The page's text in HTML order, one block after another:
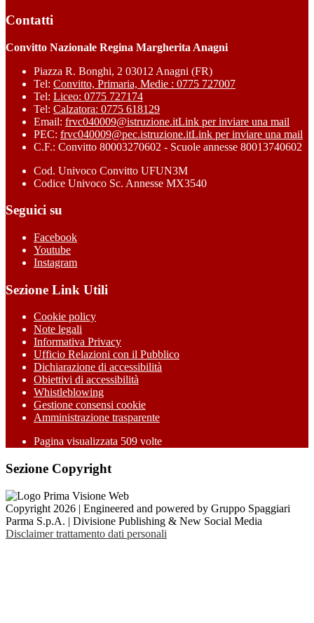
Contatti
Convitto Nazionale Regina Margherita Anagni
Piazza R. Bonghi, 2 03012 Anagni (FR)
Tel: Convitto, Primaria, Medie : 0775 727007
Tel: Liceo: 0775 727174
Tel: Calzatora: 0775 618129
Email: frvc040009@istruzione.itLink per inviare una mail
PEC: frvc040009@pec.istruzione.itLink per inviare una mail
C.F.: Convitto 80003270602 - Scuole annesse 80013740602
Cod. Univoco Convitto UFUN3M
Codice Univoco Sc. Annesse MX3540
Seguici su
Facebook
Youtube
Instagram
Sezione Link Utili
Cookie policy
Note legali
Informativa Privacy
Ufficio Relazioni con il Pubblico
Dichiarazione di accessibilità
Obiettivi di accessibilità
Whistleblowing
Gestione consensi cookie
Amministrazione trasparente
Pagina visualizzata 509 volte
Sezione Copyright
Copyright 2026 | Engineered and powered by Gruppo Spaggiari
Parma S.p.A. | Divisione Publishing & New Social Media
Disclaimer trattamento dati personali